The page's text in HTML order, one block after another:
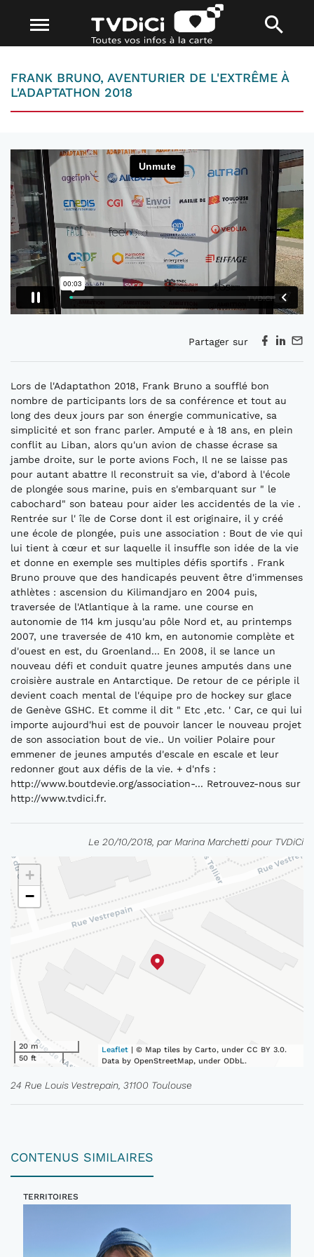
FRANK BRUNO, AVENTURIER DE L'EXTRÊME À
L'ADAPTATHON 2018
Partager sur
Lors de l'Adaptathon 2018, Frank Bruno a soufflé bon
nombre de participants lors de sa conférence et tout au
long des deux jours par son énergie communicative, sa
simplicité et son franc parler. Amputé e à 18 ans, en plein
conflit au Liban, alors qu'un avion de chasse écrase sa
jambe droite, sur le porte avions Foch, Il ne se laisse pas
pour autant abattre Il reconstruit sa vie, d'abord à l'école
de plongée sous marine, puis en s'embarquant sur " le
cabochard" son bateau pour aider les accidentés de la vie .
Rentrée sur l' île de Corse dont il est originaire, il y créé
une école de plongée, puis une association : Bout de vie qui
lui tient à cœur et sur laquelle il insuffle son idée de la vie
et donne en exemple ses multiples défis sportifs . Frank
Bruno prouve que des handicapés peuvent être d'immenses
athlètes : ascension du Kilimandjaro en 2004 puis,
traversée de l'Atlantique à la rame. une course en
autonomie de 114 km jusqu'au pôle Nord et, au printemps
2007, une traversée de 410 km, en autonomie complète et
d'ouest en est, du Groenland... En 2008, il se lance un
nouveau défi et conduit quatre jeunes amputés dans une
croisière australe en Antarctique. De retour de ce périple il
devient coach mental de l'équipe pro de hockey sur glace
de Genève GSHC. Et comme il dit " Etc ,etc. ' Car, ce qui lui
importe aujourd'hui est de pouvoir lancer le nouveau projet
de son association bout de vie.. Un voilier Polaire pour
emmener de jeunes amputés d'escale en escale et leur
redonner gout aux défis de la vie. + d'nfs :
http://www.boutdevie.org/association-... Retrouvez-nous sur
http://www.tvdici.fr.
Le 20/10/2018, par Marina Marchetti pour TVDiCi
+
−
20 m
50 ft
Leaflet | © Map tiles by Carto, under CC BY 3.0.
Data by OpenStreetMap, under ODbL.
24 Rue Louis Vestrepain, 31100 Toulouse
CONTENUS SIMILAIRES
TERRITOIRES